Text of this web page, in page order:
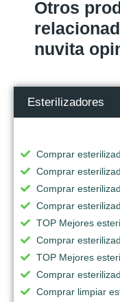
Otros
nuvita
Esterilizadores
Comprar
Comprar
Comprar
Comprar
TOP Mejores
Comprar
TOP Mejores
Comprar
Comprar limpiar